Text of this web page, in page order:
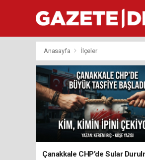
Anasayfa İlçeler
Çanakkale CHP’de Sular